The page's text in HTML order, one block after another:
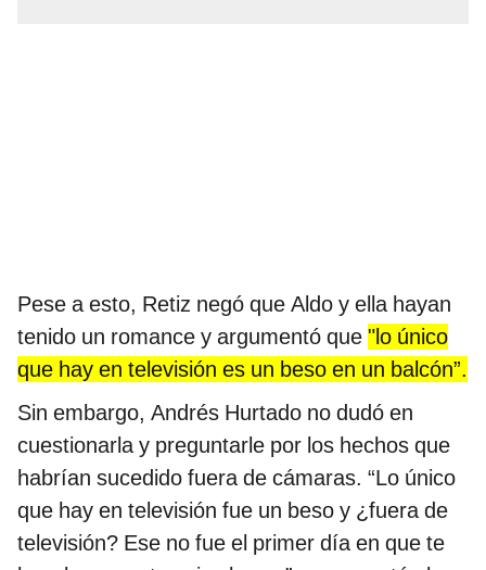
Pese a esto, Retiz negó que Aldo y ella hayan
tenido un romance y argumentó que "lo único
que hay en televisión es un beso en un balcón”.
Sin embargo, Andrés Hurtado no dudó en
cuestionarla y preguntarle por los hechos que
habrían sucedido fuera de cámaras. “Lo único
que hay en televisión fue un beso y ¿fuera de
televisión? Ese no fue el primer día en que te